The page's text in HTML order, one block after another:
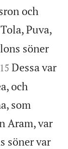
och
Puva,
söner


15 Dessa var
och
som
Aram, var
söner var